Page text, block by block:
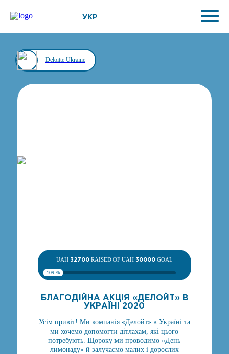
УКР
Deloitte Ukraine
UAH 32700RAISED OF UAH 30000GOAL
109 %
БЛАГОДІЙНА АКЦІЯ «ДЕЛОЙТ» В
УКРАЇНІ 2020
Усім привіт! Ми компанія «Делойт» в Україні та
ми хочемо допомогти дітлахам, які цього
потребують. Щороку ми проводимо «День
лимонаду» й залучаємо малих і дорослих